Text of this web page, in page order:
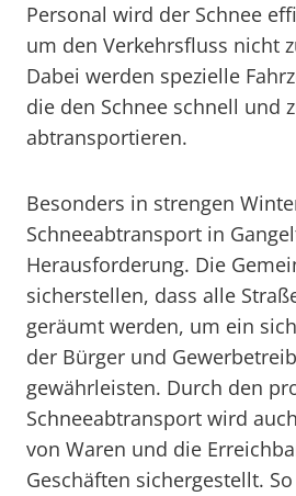
Personal wird der Schnee
um den Verkehrsfluss nicht
Dabei werden spezielle
die den Schnee schnell und
abtransportieren.
Besonders in strengen
Schneeabtransport in
Herausforderung. Die
sicherstellen, dass alle
geräumt werden, um ein
der Bürger und
gewährleisten. Durch den
Schneeabtransport wird
von Waren und die
Geschäften sichergestellt.